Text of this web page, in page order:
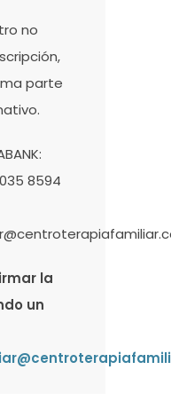
no
parte
:
8594
la
un